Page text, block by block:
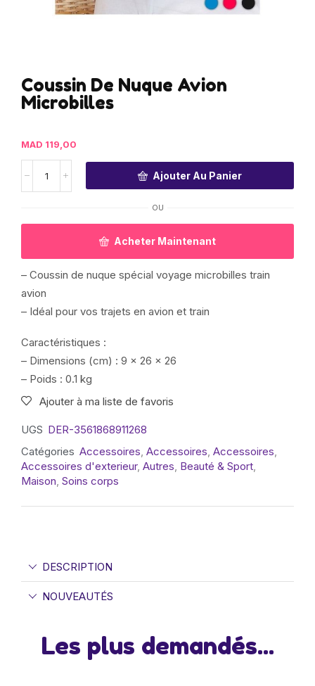
Coussin De Nuque Avion
Microbilles
MAD 119,00
Ajouter Au Panier
OU
Acheter Maintenant
– Coussin de nuque spécial voyage microbilles train
avion
– Idéal pour vos trajets en avion et train
Caractéristiques :
– Dimensions (cm) : 9 x 26 x 26
– Poids : 0.1 kg
Ajouter à ma liste de favoris
UGS DER-3561868911268
Catégories Accessoires, Accessoires, Accessoires,
Accessoires d'exterieur, Autres, Beauté & Sport,
Maison, Soins corps
DESCRIPTION
NOUVEAUTÉS
Les plus demandés...